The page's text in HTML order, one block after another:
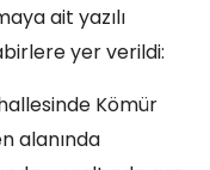
ait yazılı
yer verildi:
Kömür
alanında